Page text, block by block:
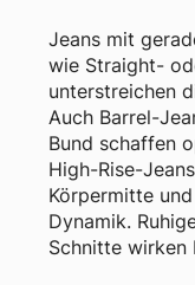
Jeans mit
wie Straight-
unterstreichen
Auch Barrel-
Bund schaffen
High-Rise-
Körpermitte
Dynamik.
Schnitte wirken